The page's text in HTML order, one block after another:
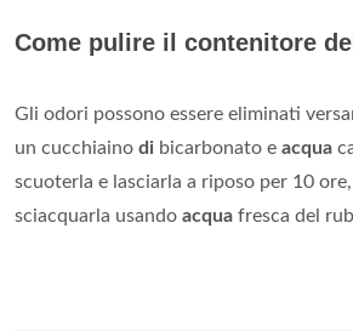
Come pulire il contenitore
Gli odori possono essere eliminati
un cucchiaino di bicarbonato e acqua
scuoterla e lasciarla a riposo per 10
sciacquarla usando acqua fresca del